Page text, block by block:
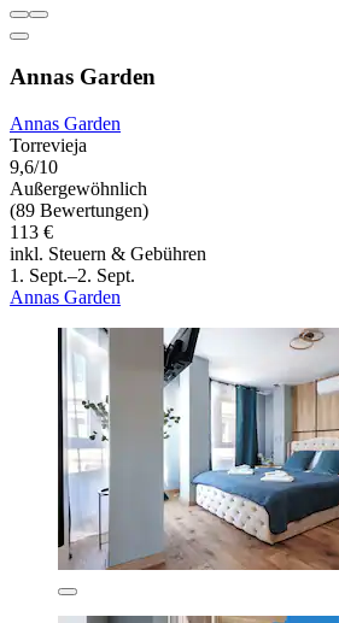
Annas Garden
Annas Garden
Torrevieja
9,6/10
Außergewöhnlich
(89 Bewertungen)
113 €
inkl. Steuern & Gebühren
1. Sept.–2. Sept.
Annas Garden